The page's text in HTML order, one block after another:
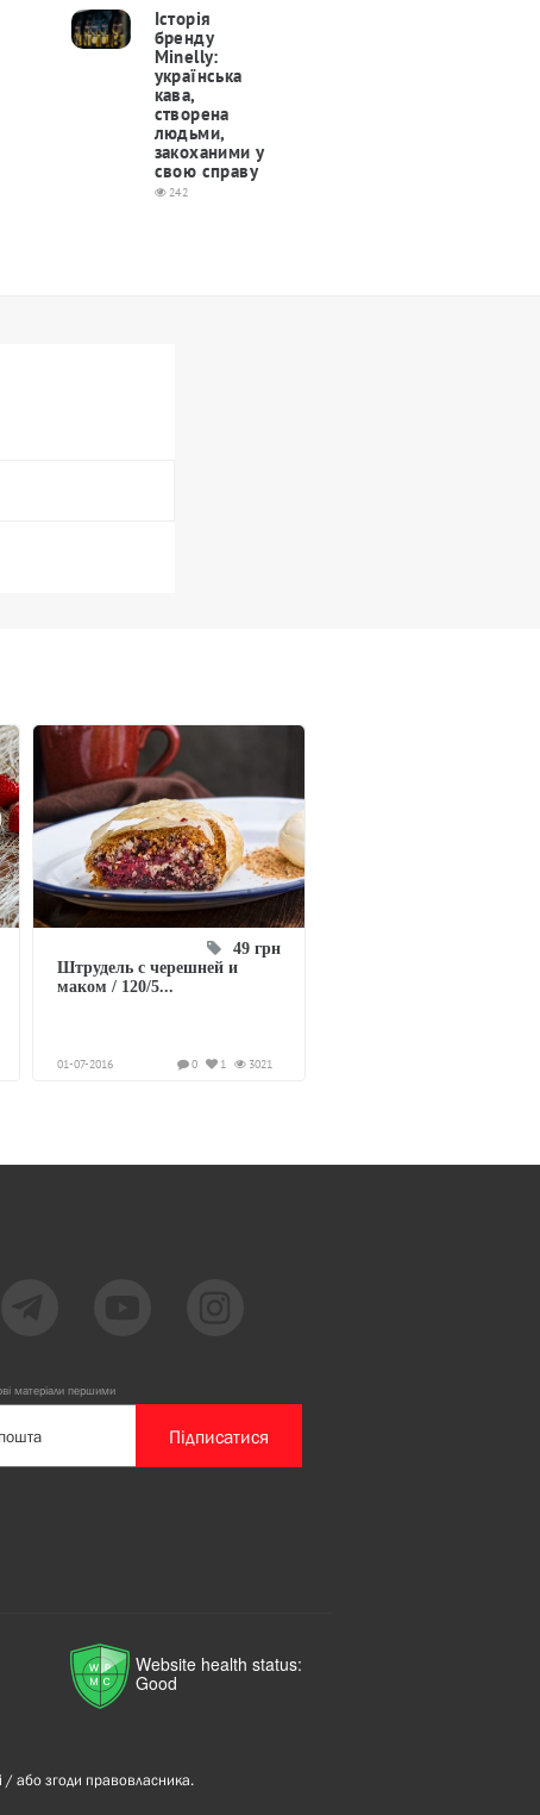
Історія
бренду
Minelly:
українська
кава,
створена
людьми,
закоханими у
свою справу
242
49 грн
Штрудель с черешней и
маком / 120/5...
01-07-2016 3021
1
0
матеріали першими
Підписатися
Website health status:
Good
або згоди правовласника.